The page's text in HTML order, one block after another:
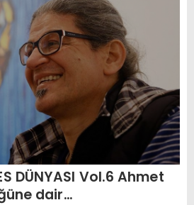
DÜNYASI Vol.6 Ahmet
dair…